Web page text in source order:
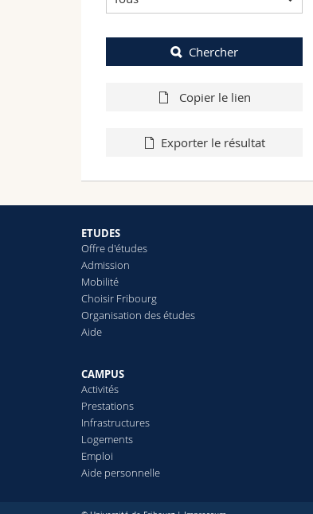
Chercher
Copier le lien
Exporter le résultat
ETUDES
Offre d'études
Admission
Mobilité
Choisir Fribourg
Organisation des études
Aide
CAMPUS
Activités
Prestations
Infrastructures
Logements
Emploi
Aide personnelle